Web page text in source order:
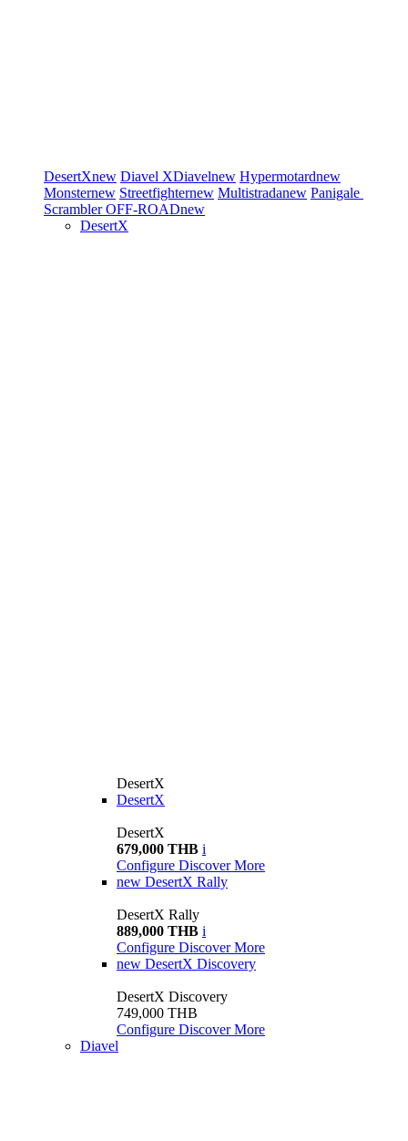
DesertXnew Diavel XDiavelnew Hypermotardnew
Monsternew Streetfighternew Multistradanew Panigale
ScramblerOFF-ROADnew
DesertX
DesertX
DesertX
DesertX
679,000 THB i
Configure Discover More
new DesertX Rally
DesertX Rally
889,000 THB i
Configure Discover More
new DesertX Discovery
DesertX Discovery
749,000 THB
Configure Discover More
Diavel